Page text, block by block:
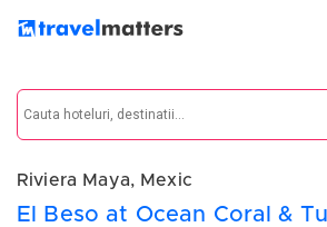
Riviera Maya, Mexic
El Beso at Ocean Coral &